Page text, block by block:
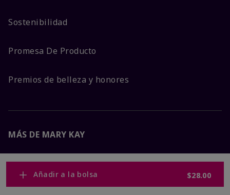
Añadir a la bolsa $28.00
Sostenibilidad
Promesa De Producto
Premios de belleza y honores
MÁS DE MARY KAY
Carreras Corporativas